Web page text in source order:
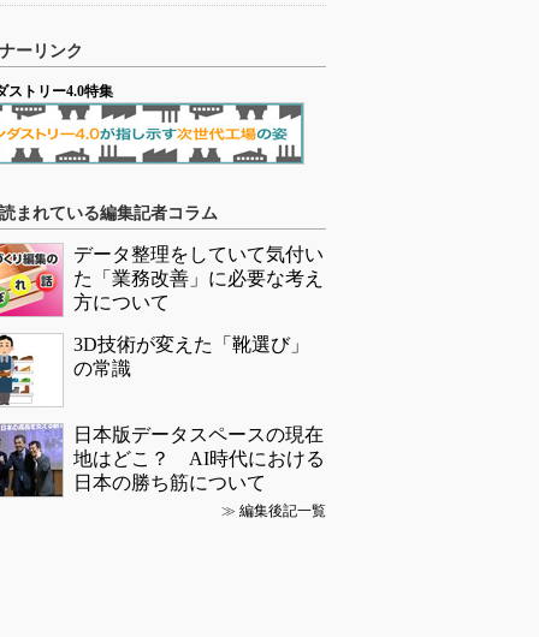
ーリンク
ストリー4.0特集
まれている編集記者コラム
データ整理をしていて気付い
た「業務改善」に必要な考え
方について
3D技術が変えた「靴選び」
の常識
日本版データスペースの現在
地はどこ？ AI時代における
日本の勝ち筋について
≫ 編集後記一覧